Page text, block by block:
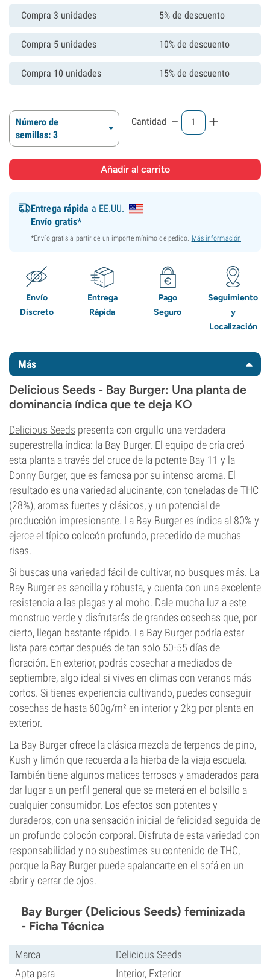
Compra 3 unidades 5% de descuento
Compra 5 unidades 10% de descuento
Compra 10 unidades 15% de descuento
Número de
semillas: 3
Cantidad - +
Entrega rápida a EE.UU.
Envío gratis*
*Envío gratis a partir de un importe mínimo de pedido. Más información
Envío
Discreto
Entrega
Rápida
Pago
Seguro
Seguimiento
y
Localización
Más
Delicious Seeds - Bay Burger: Una planta de
dominancia índica que te deja KO
Delicious Seeds presenta con orgullo una verdadera
superestrella índica: la Bay Burger. El equipo de cría creó
esta planta a través del cruce de la potente Bay 11 y la
Donny Burger, que es famosa por su intenso aroma. El
resultado es una variedad alucinante, con toneladas de THC
(28%), aromas fuertes y clásicos, y un potencial de
producción impresionante. La Bay Burger es índica al 80% y
ejerce el típico colocón profundo, precedido de muchas
risas.
Si buscas una variedad fácil de cultivar, no busques más. La
Bay Burger es sencilla y robusta, y cuenta con una excelente
resistencia a las plagas y al moho. Dale mucha luz a este
monstruo verde y disfrutarás de grandes cosechas que, por
cierto, llegan bastante rápido. La Bay Burger podría estar
lista para cortar después de tan solo 50-55 días de
floración. En exterior, podrás cosechar a mediados de
septiembre, algo ideal si vives en climas con veranos más
cortos. Si tienes experiencia cultivando, puedes conseguir
cosechas de hasta 600g/m² en interior y 2kg por planta en
exterior.
La Bay Burger ofrece la clásica mezcla de terpenos de pino,
Kush y limón que recuerda a la hierba de la vieja escuela.
También tiene algunos matices terrosos y amaderados para
dar lugar a un perfil general que se meterá en el bolsillo a
cualquier consumidor. Los efectos son potentes y
duraderos, con una sensación inicial de felicidad seguida de
un profundo colocón corporal. Disfruta de esta variedad con
responsabilidad y no subestimes su contenido de THC,
porque la Bay Burger puede apalancarte en el sofá en un
abrir y cerrar de ojos.
Bay Burger (Delicious Seeds) feminizada
- Ficha Técnica
Marca
Delicious Seeds
Apta para
Interior, Exterior